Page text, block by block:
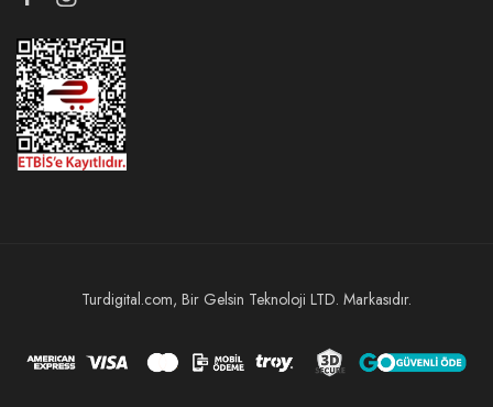
Turdigital.com, Bir Gelsin Teknoloji LTD. Markasıdır.